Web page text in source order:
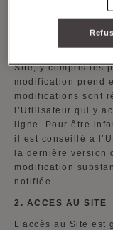
pas utiliser le Site.
MOYNAT se
Site, y compris les
modification prend
modifications sont
l’Utilisateur qui y
ligne. Pour être
il est conseillé à
la dernière version
modification
notifiée.
2. ACCES AU SITE
L’accès au Site est